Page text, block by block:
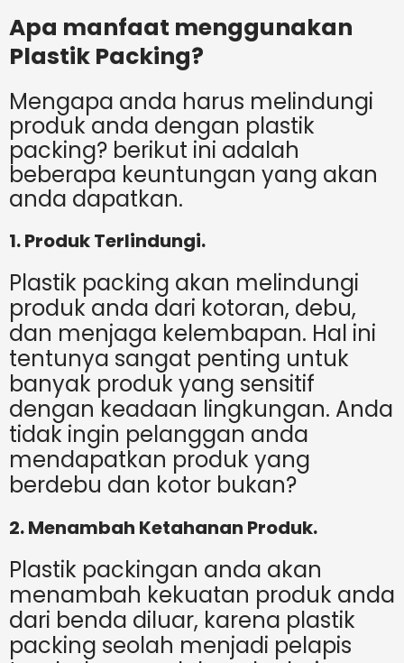
Apa manfaat menggunakan
Plastik Packing?
Mengapa anda harus melindungi
produk anda dengan plastik
packing? berikut ini adalah
beberapa keuntungan yang akan
anda dapatkan.
1. Produk Terlindungi.
Plastik packing akan melindungi
produk anda dari kotoran, debu,
dan menjaga kelembapan. Hal ini
tentunya sangat penting untuk
banyak produk yang sensitif
dengan keadaan lingkungan. Anda
tidak ingin pelanggan anda
mendapatkan produk yang
berdebu dan kotor bukan?
2. Menambah Ketahanan Produk.
Plastik packingan anda akan
menambah kekuatan produk anda
dari benda diluar, karena plastik
packing seolah menjadi pelapis